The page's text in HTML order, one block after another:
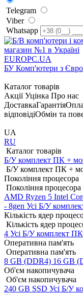
Telegram
Viber
Whatsapp
EUROPC.UA
БУ Комп'ютери з
Каталог товарів
Акції Уцінка Про нас
ДоставкаГарантія
відповідіОбмін та
UA
RU
Каталог товарів
Б/У комплект ПК +
Б/У комплект ПК +
Покоління процесора
Покоління процесора
AMD Ryzen 5 Intel
- 8gen Усі Б/У
Кількість ядер
Кількість ядер
4 Усі Б/У комплект
Оперативна пам'ять
Оперативна пам'ять
8 GB (DDR4) 16 GB
Об'єм накопичувача
Об'єм накопичувача
240 GB SSD Усі Б/У